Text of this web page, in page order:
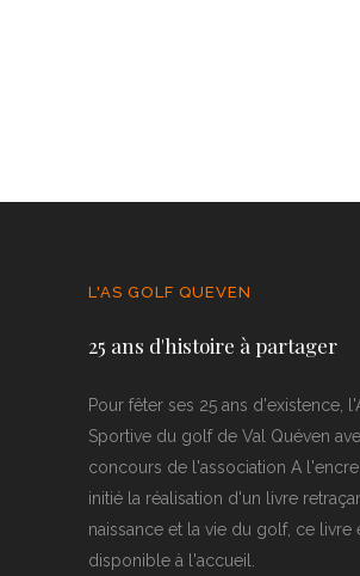
L'AS GOLF QUEVEN
25 ans d'histoire à partager
Pour fêter ses 25 ans d'existence,
Sportive du golf de Val Quéven
concours de l'association A
initié la réalisation d'un livre
naissance et la vie du golf, ce livre
disponible à l'accueil.